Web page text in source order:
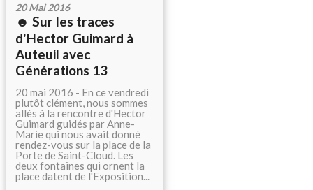
20 Mai 2016
☻ Sur les traces
d'Hector Guimard à
Auteuil avec
Générations 13
20 mai 2016 - En ce vendredi
plutôt clément, nous sommes
allés à la rencontre d'Hector
Guimard guidés par Anne-
Marie qui nous avait donné
rendez-vous sur la place de la
Porte de Saint-Cloud. Les
deux fontaines qui ornent la
place datent de l'Exposition...